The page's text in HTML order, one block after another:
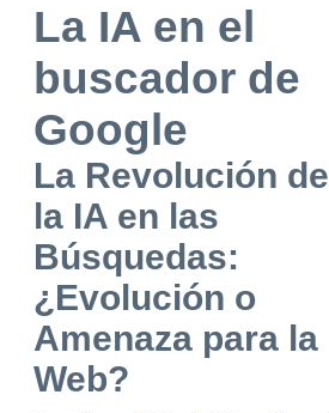
La IA en el
buscador de
Google
La Revolución de
la IA en las
Búsquedas:
¿Evolución o
Amenaza para la
Web?